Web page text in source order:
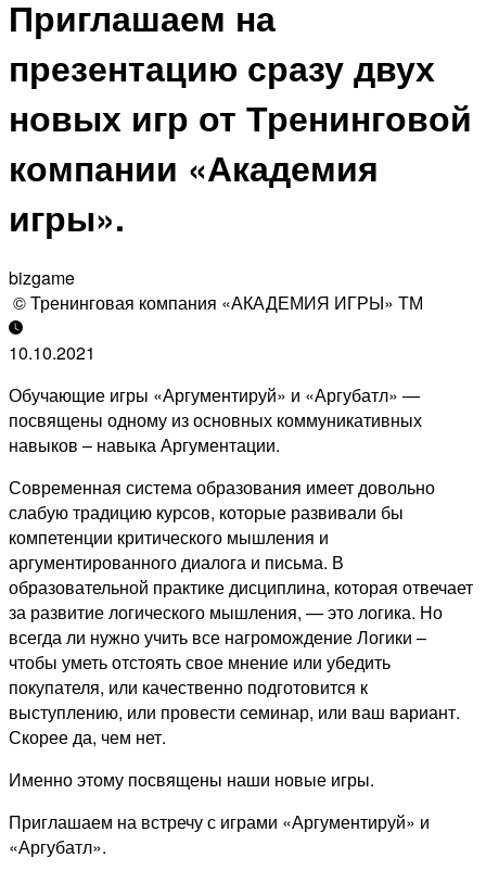
Приглашаем на
презентацию сразу двух
новых игр от Тренинговой
компании «Академия
игры».
bizgame
© Тренинговая компания «АКАДЕМИЯ ИГРЫ» ТМ
10.10.2021
Обучающие игры «Аргументируй» и «Аргубатл» —
посвящены одному из основных коммуникативных
навыков – навыка Аргументации.
Современная система образования имеет довольно
слабую традицию курсов, которые развивали бы
компетенции критического мышления и
аргументированного диалога и письма. В
образовательной практике дисциплина, которая отвечает
за развитие логического мышления, — это логика. Но
всегда ли нужно учить все нагромождение Логики –
чтобы уметь отстоять свое мнение или убедить
покупателя, или качественно подготовится к
выступлению, или провести семинар, или ваш вариант.
Скорее да, чем нет.
Именно этому посвящены наши новые игры.
Приглашаем на встречу с играми «Аргументируй» и
«Аргубатл».